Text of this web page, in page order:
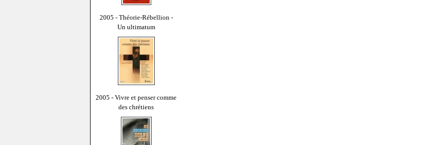
2005 - Théorie-Rébellion -
Un ultimatum
2005 - Vivre et penser comme
des chrétiens